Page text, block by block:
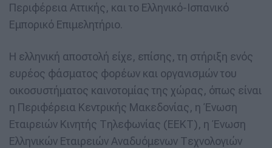
Περιφέρεια Αττικής, και το Ελληνικό-Ισπανικό
Εμπορικό Επιμελητήριο.
Η ελληνική αποστολή είχε, επίσης, τη στήριξη ενός
ευρέος φάσματος φορέων και οργανισμών του
οικοσυστήματος καινοτομίας της χώρας, όπως είναι
η Περιφέρεια Κεντρικής Μακεδονίας, η Ένωση
Εταιρειών Κινητής Τηλεφωνίας (ΕΕΚΤ), η Ένωση
Ελληνικών Εταιρειών Αναδυόμενων Τεχνολογιών